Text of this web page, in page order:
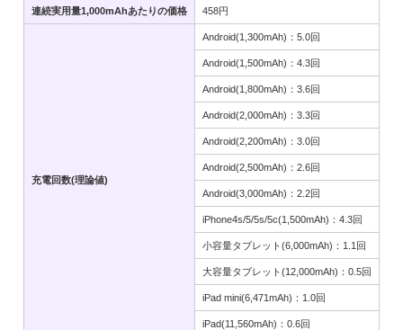
連続実用量1,000mAhあたりの価格 458円
充電回数(理論値)
Android(1,300mAh)：5.0回
Android(1,500mAh)：4.3回
Android(1,800mAh)：3.6回
Android(2,000mAh)：3.3回
Android(2,200mAh)：3.0回
Android(2,500mAh)：2.6回
Android(3,000mAh)：2.2回
iPhone4s/5/5s/5c(1,500mAh)：4.3回
小容量タブレット(6,000mAh)：1.1回
大容量タブレット(12,000mAh)：0.5回
iPad mini(6,471mAh)：1.0回
iPad(11,560mAh)：0.6回